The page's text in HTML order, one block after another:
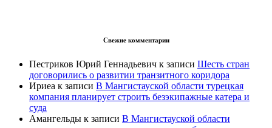
Свежие комментарии
Пестриков Юрий Геннадьевич к записи Шесть стран
договорились о развитии транзитного коридора
Ириеа к записи В Мангистауской области турецкая
компания планирует строить безэкипажные катера и
суда
Амангельды к записи В Мангистауской области